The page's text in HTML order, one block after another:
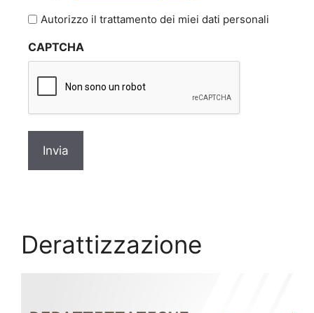
l'informativa
privacy
Autorizzo il trattamento dei miei dati personali
CAPTCHA
Derattizzazione